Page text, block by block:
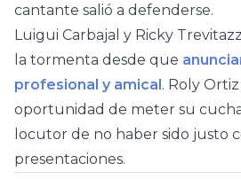
cantante salió a defenderse.
Luigui Carbajal y Ricky
la tormenta desde que
profesional y amical. Roly
oportunidad de meter su
locutor de no haber sido justo
presentaciones.